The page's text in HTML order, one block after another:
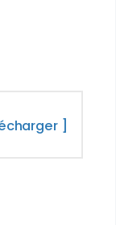
]